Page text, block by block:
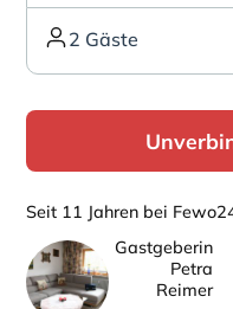
2 Gäste
Seit 11 Jahren bei
Gastgeberin
Petra
Reimer